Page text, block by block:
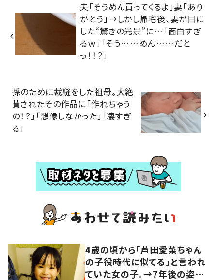
夫「そうめん買ってくるよ」妻「あり
がとう」→しかし帰宅後、妻が目に
した“驚きの光景”に…「面白すぎ
るｗ」「そう……めん……だと
っ！！？」
孫のために裁縫をした祖母。大絶
賛されたその作品に「作れちゃう
の！？」「想像しなかった」「凄すぎ
る」
4歳の頃から「芦田愛菜ちゃん
の子役時代に似てる」と言われ
ていた女の子。→7年後の姿